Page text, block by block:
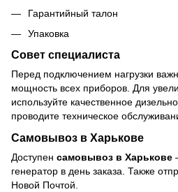
Гарантийный талон
Упаковка
Совет специалиста
Перед подключением нагрузки
мощность всех приборов. Для
используйте качественное
проводите техническое
Самовывоз в Харькове
Доступен самовывоз в Харькове
генератор в день заказа. Также
Новой Почтой.